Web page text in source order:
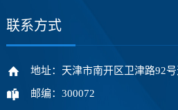
联系方式
地址：天津市南开区卫津路92
邮编：300072